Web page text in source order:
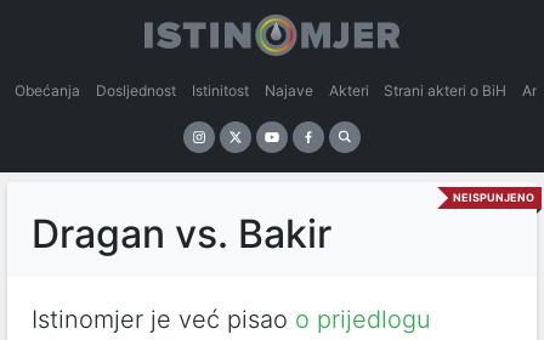
Obećanja Dosljednost Istinitost Najave Akteri Strani akteri o BiH
NEISPUNJENO
Dragan vs. Bakir
Istinomjer je već pisao o prijedlogu